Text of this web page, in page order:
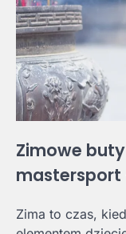
Zimowe
mastersport
Zima to czas,